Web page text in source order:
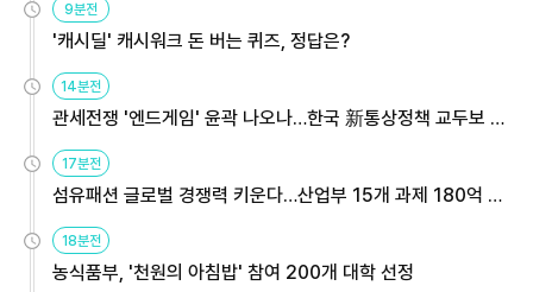
9분전
'캐시딜' 캐시워크 돈 버는 퀴즈, 정답은?
14분전
관세전쟁 '엔드게임' 윤곽 나오나…한국 新통상정책 교두보 활
용해야
17분전
섬유패션 글로벌 경쟁력 키운다…산업부 15개 과제 180억 지
원
18분전
농식품부, '천원의 아침밥' 참여 200개 대학 선정